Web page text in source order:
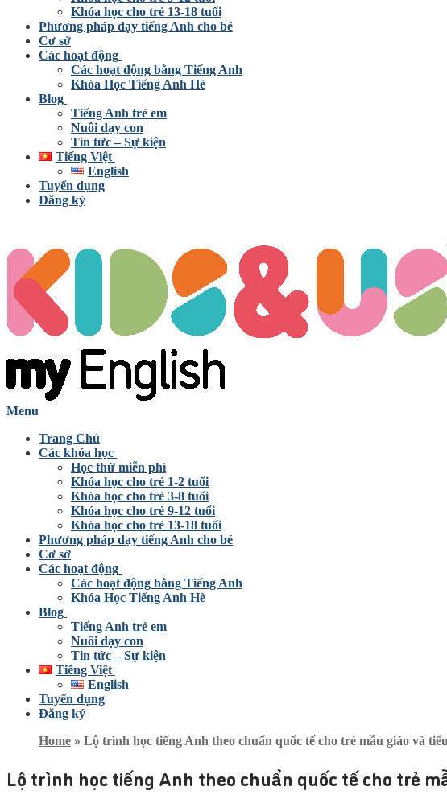
Khóa học cho trẻ 13-18 tuổi
Phương pháp dạy tiếng Anh cho bé
Cơ sở
Các hoạt động
Các hoạt động bằng Tiếng Anh
Khóa Học Tiếng Anh Hè
Blog
Tiếng Anh trẻ em
Nuôi dạy con
Tin tức – Sự kiện
Tiếng Việt
English
Tuyển dụng
Đăng ký
Menu
Trang Chủ
Các khóa học
Học thử miễn phí
Khóa học cho trẻ 1-2 tuổi
Khóa học cho trẻ 3-8 tuổi
Khóa học cho trẻ 9-12 tuổi
Khóa học cho trẻ 13-18 tuổi
Phương pháp dạy tiếng Anh cho bé
Cơ sở
Các hoạt động
Các hoạt động bằng Tiếng Anh
Khóa Học Tiếng Anh Hè
Blog
Tiếng Anh trẻ em
Nuôi dạy con
Tin tức – Sự kiện
Tiếng Việt
English
Tuyển dụng
Đăng ký
Home » Lộ trình học tiếng Anh theo chuẩn quốc tế cho trẻ mẫu giáo và
Lộ trình học tiếng Anh theo chuẩn quốc tế cho trẻ